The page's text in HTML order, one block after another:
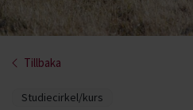
Tillbaka
Studiecirkel/kurs